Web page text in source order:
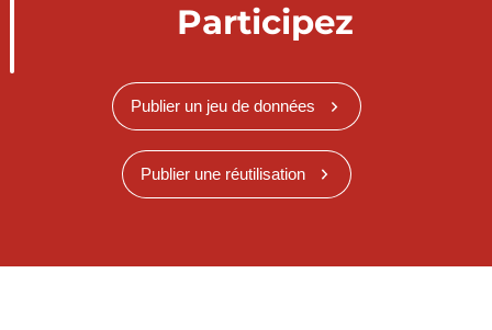
Participez
Publier un jeu de données
Publier une réutilisation